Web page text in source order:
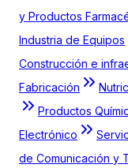
y Productos
Industria de Equipos
Construcción e
Fabricación
Productos
Electrónico
de Comunicación y